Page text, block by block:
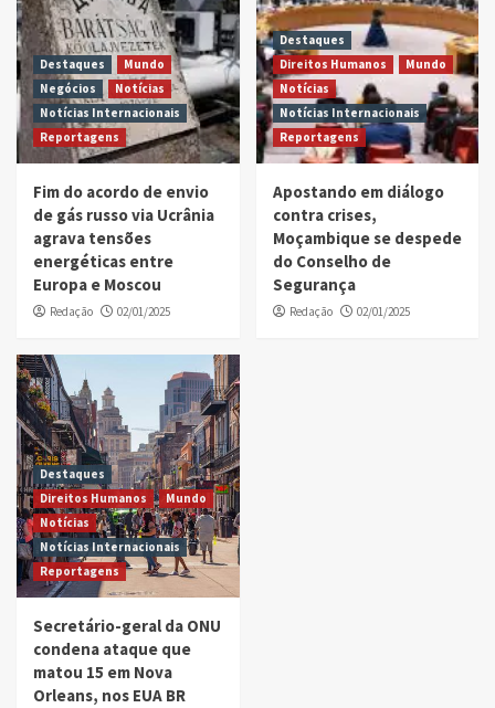
Destaques
Mundo
Negócios
Notícias
Notícias Internacionais
Reportagens
Fim do acordo de envio
de gás russo via Ucrânia
agrava tensões
energéticas entre
Europa e Moscou
Redação 02/01/2025
Destaques
Direitos Humanos
Mundo
Notícias
Notícias Internacionais
Reportagens
Apostando em diálogo
contra crises,
Moçambique se despede
do Conselho de
Segurança
Redação 02/01/2025
Destaques
Direitos Humanos
Mundo
Notícias
Notícias Internacionais
Reportagens
Secretário-geral da ONU
condena ataque que
matou 15 em Nova
Orleans, nos EUA BR